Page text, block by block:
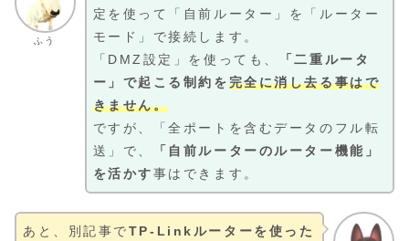
ふう
定を使って「自前ルーター」を「ルーター
モード」で接続します。
「DMZ設定」を使っても、
「二重ルータ
ー」で起こる制約を完全に消し去る事はで
きません。
ですが、「全ポートを含むデータのフル転
送」で、
「自前ルーターのルーター機能」
を活かす事はできます。
あと、別記事でTP-Linkルーターを使った